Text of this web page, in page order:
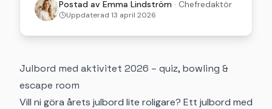
Postad av Emma Lindström · Chefredaktör
Uppdaterad 13 april 2026
Julbord med aktivitet 2026 – quiz, bowling &
escape room
Vill ni göra årets julbord lite roligare? Ett julbord med